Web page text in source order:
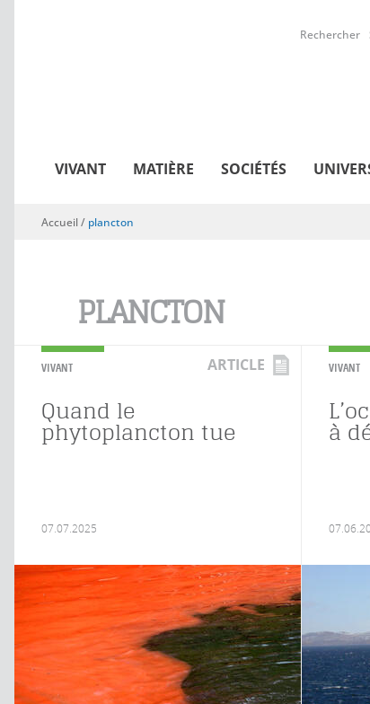
Rechercher
VIVANT MATIÈRE SOCIÉTÉS
Vous êtes ici
Accueil/ plancton
PLANCTON
VIVANT ARTICLE
Quand le
phytoplancton tue
07.07.2025
VIVANT
à